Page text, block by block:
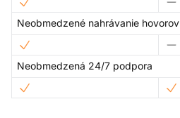
Neobmedzené nahrávanie hovorov
Neobmedzená 24/7 podpora